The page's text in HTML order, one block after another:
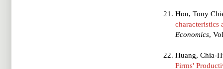
Hou, Tony
characteristics
Economics,
Huang, Chia-
Firms'